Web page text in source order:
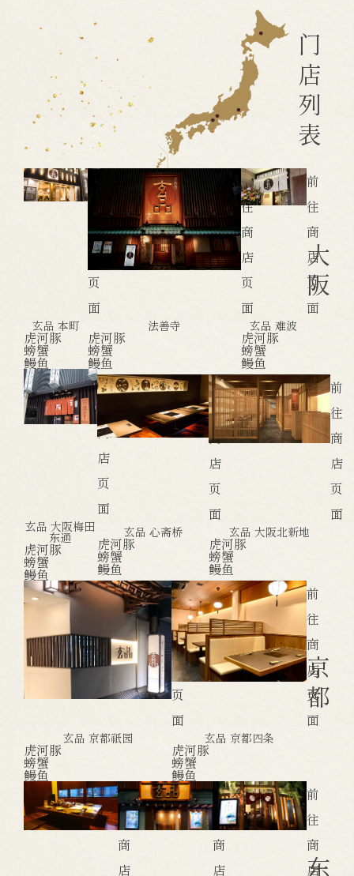
门
店
列
表
往
商
店
页
面
玄品 本町
虎河豚
螃蟹
鳗鱼
前
往
商
店
页
面
法善寺
虎河豚
螃蟹
鳗鱼
前
往
商
店
页
面
玄品 难波
虎河豚
螃蟹
鳗鱼
大
阪
前
往
商
店
页
面
玄品 大阪梅田
东通
虎河豚
螃蟹
鳗鱼
前
往
商
店
页
面
玄品 心斋桥
虎河豚
螃蟹
鳗鱼
前
往
商
店
页
面
玄品 大阪北新地
虎河豚
螃蟹
鳗鱼
前
往
商
店
页
面
玄品 京都祇园
虎河豚
螃蟹
鳗鱼
前
往
商
店
页
面
玄品 京都四条
虎河豚
螃蟹
鳗鱼
京
都
前
往
商
店
前
往
商
店
前
往
商
店
东